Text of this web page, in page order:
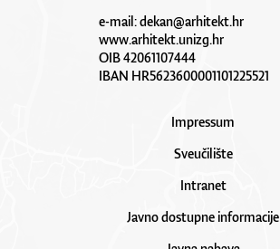
e-mail:dekan@arhitekt.hr
www.arhitekt.unizg.hr
OIB 42061107444
IBAN HR5623600001101225521
Impressum
Sveučilište
Intranet
Javno dostupne informacije